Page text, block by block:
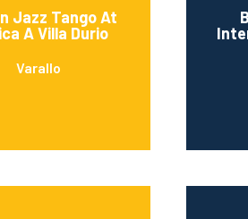
Jazz Tango At
A Villa Durio
Varallo